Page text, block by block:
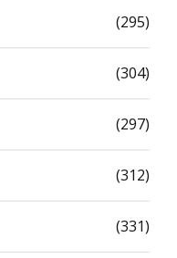
(295)
(304)
(297)
(312)
(331)